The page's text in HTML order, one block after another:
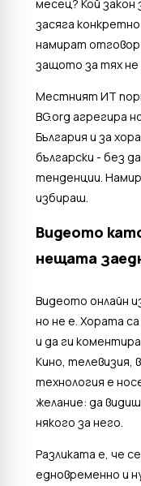
месец? Кой закон
засяга
намират
защото за тях не
Местният ИТ
BG.org агрегира
България и за
български - без
тенденции.
избираш.
Видеото
нещата
Видеото онлайн
но не е. Хората
и да ги
Кино, телевизия,
технология е
желание: да
някого за него.
Разликата е, че
едновременно и